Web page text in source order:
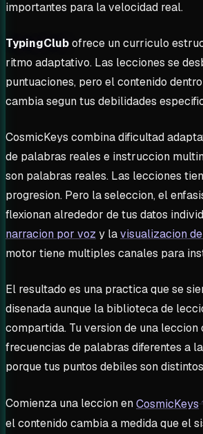
importantes para la velocidad real.
TypingClubofrece un curriculo
ritmo adaptativo. Las lecciones se
puntuaciones, pero el contenido
cambia segun tus debilidades
CosmicKeys combina dificultad
de palabras reales e instruccion
son palabras reales. Las lecciones
progresion. Pero la seleccion, el
flexionan alrededor de tus datos
narracion por voz y lavisualizacion
motor tiene multiples canales para
El resultado es una practica que se
disenada aunque la biblioteca de
compartida. Tu version de una leccion
frecuencias de palabras diferentes a
porque tus puntos debiles son
Comienza una leccion enCosmicKeys
el contenido cambia a medida que el